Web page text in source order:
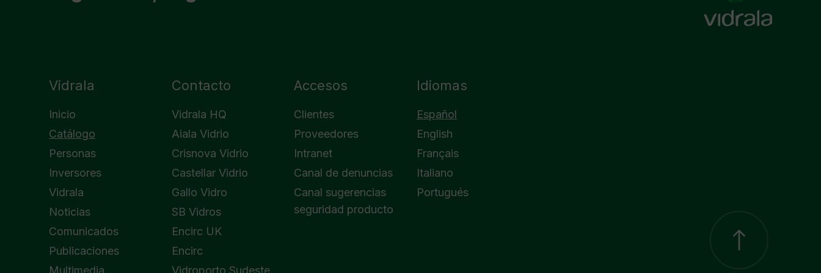
Vidrala
Inicio
Catálogo
Personas
Inversores
Vidrala
Noticias
Comunicados
Publicaciones
Multimedia
Contacto
Vidrala HQ
Aiala Vidrio
Crisnova Vidrio
Castellar Vidrio
Gallo Vidro
SB Vidros
Encirc UK
Encirc
Vidroporto Sudeste
Accesos
Clientes
Proveedores
Intranet
Canal de denuncias
Canal sugerencias
seguridad producto
Idiomas
Español
English
Français
Italiano
Portugués